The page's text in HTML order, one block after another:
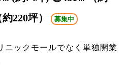
約220坪） 募集中
ニックモールでなく単独開業